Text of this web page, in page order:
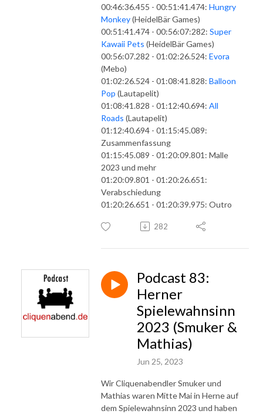
00:46:36.455 - 00:51:41.474: Hungry
Monkey(HeidelBär Games)
00:51:41.474 - 00:56:07:282: Super
Kawaii Pets (HeidelBär Games)
00:56:07.282 - 01:02:26.524: Evora
(Mebo)
01:02:26.524 - 01:08:41.828: Balloon
Pop (Lautapelit)
01:08:41.828 - 01:12:40.694: All
Roads (Lautapelit)
01:12:40.694 - 01:15:45.089:
Zusammenfassung
01:15:45.089 - 01:20:09.801: Malle
2023 und mehr
01:20:09.801 - 01:20:26.651:
Verabschiedung
01:20:26.651 - 01:20:39.975: Outro
282
Podcast 83:
Herner
Spielewahnsinn
2023 (Smuker &
Mathias)
Jun 25, 2023
Wir Cliquenabendler Smuker und
Mathias waren Mitte Mai in Herne auf
dem Spielewahnsinn 2023 und haben